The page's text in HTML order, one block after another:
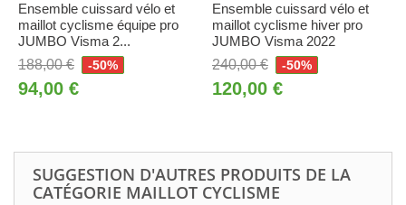
Ensemble cuissard vélo et
maillot cyclisme équipe pro
JUMBO Visma 2...
188,00 €
-50%
94,00 €
Ensemble cuissard vélo et
maillot cyclisme hiver pro
JUMBO Visma 2022
240,00 €
-50%
120,00 €
SUGGESTION D'AUTRES PRODUITS DE LA
CATÉGORIE MAILLOT CYCLISME